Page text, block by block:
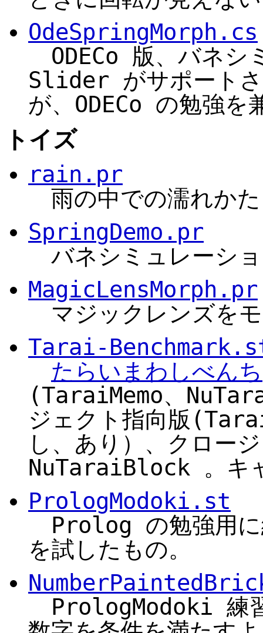
OdeSpringMorph.cs
ODECo 版、バネシ
Slider がサポートさ
が、ODECo の勉強を
トイズ
rain.pr
雨の中での濡れか
SpringDemo.pr
バネシミュレーシ
MagicLensMorph.pr
マジックレンズを
Tarai-
たらいまわしべんち
(TaraiMemo、
ジェクト指向版
し、あり）、クロー
NuTaraiBlock 。キ
PrologModoki.st
Prolog の勉強用に
を試したもの。
PrologModoki 練習